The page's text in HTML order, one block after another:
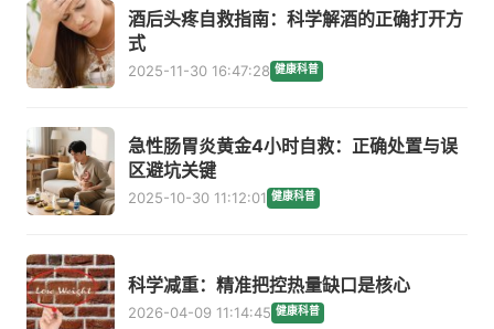
酒后头疼自救指南：科学解酒的正确打开方
式
2025-11-30 16:47:28 健康科普
急性肠胃炎黄金4小时自救：正确处置与误
区避坑关键
2025-10-30 11:12:01 健康科普
科学减重：精准把控热量缺口是核心
2026-04-09 11:14:45 健康科普